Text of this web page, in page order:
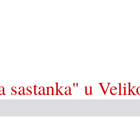
sastanka" u